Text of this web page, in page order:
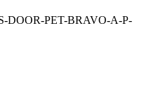
DOOR-PET-BRAVO-A-P-